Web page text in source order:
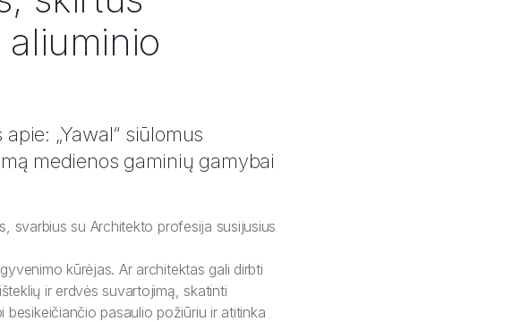
„Yawal“ siūlomus
medienos gaminių gamybai
svarbius su Architekto profesija susijusius
kūrėjas. Ar architektas gali dirbti
ir erdvės suvartojimą, skatinti
besikeičiančio pasaulio požiūriu ir atitinka